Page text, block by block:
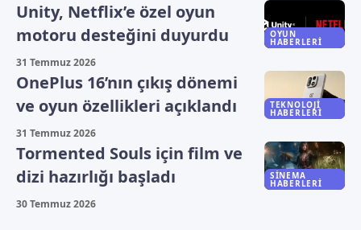
OYUN
HABERLERI
Unity, Netflix’e özel oyun
motoru desteğini duyurdu
31 Temmuz 2026
TEKNOLOJI
HABERLERI
OnePlus 16’nın çıkış dönemi
ve oyun özellikleri açıklandı
31 Temmuz 2026
SINEMA
HABERLERI
Tormented Souls için film ve
dizi hazırlığı başladı
30 Temmuz 2026